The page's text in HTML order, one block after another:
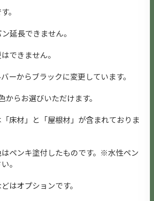
。
延長できません。
できません。
ーからブラックに変更しています。
からお選びいただけます。
床材」と「屋根材」が含まれておりま
ペンキ塗付したものです。※水性ペン
。
はオプションです。